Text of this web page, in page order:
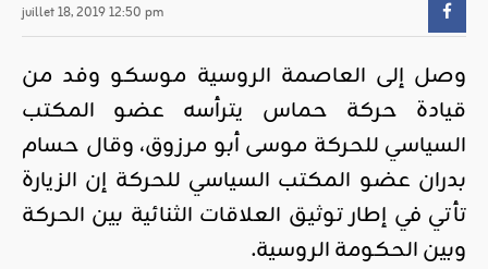
juillet 18, 2019 12:50 pm
وصل إلى العاصمة الروسية موسكو وفد من
قيادة حركة حماس يترأسه عضو المكتب
السياسي للحركة موسى أبو مرزوق، وقال حسام
بدران عضو المكتب السياسي للحركة إن الزيارة
تأتي في إطار توثيق العلاقات الثنائية بين الحركة
وبين الحكومة الروسية.